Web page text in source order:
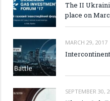
The II
place on
MARCH 29, 2017
SEPTEMBER 30,